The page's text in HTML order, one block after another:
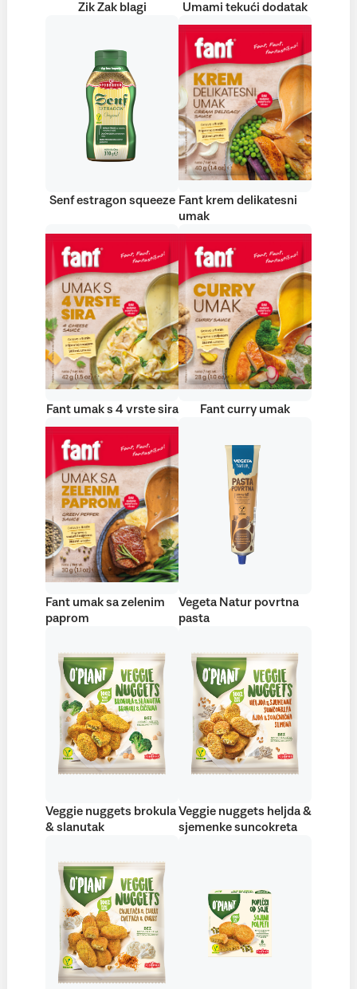
Zik Zak blagi Umami tekući dodatak
Senf estragon squeeze Fant krem delikatesni
umak
Fant umak s 4 vrste sira Fant curry umak
Fant umak sa zelenim
paprom
Vegeta Natur povrtna
pasta
Veggie nuggets brokula
& slanutak
Veggie nuggets heljda &
sjemenke suncokreta